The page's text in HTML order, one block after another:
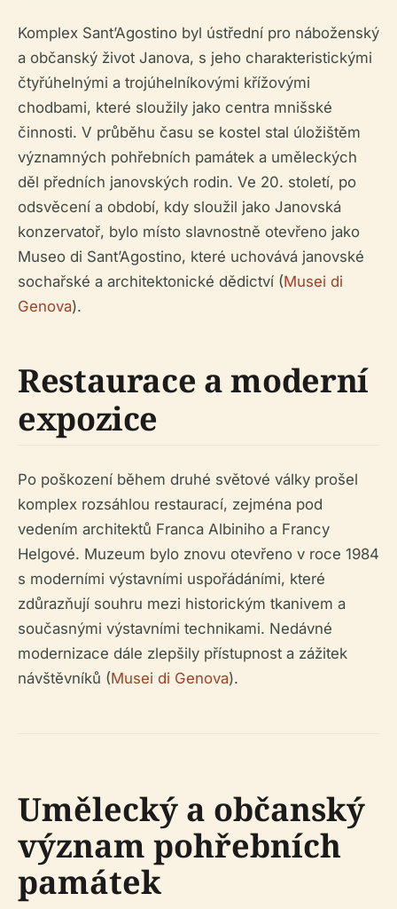
Komplex Sant’Agostino byl ústřední pro náboženský
a občanský život Janova, s jeho charakteristickými
čtyřúhelnými a trojúhelníkovými křížovými
chodbami, které sloužily jako centra mnišské
činnosti. V průběhu času se kostel stal úložištěm
významných pohřebních památek a uměleckých
děl předních janovských rodin. Ve 20. století, po
odsvěcení a období, kdy sloužil jako Janovská
konzervatoř, bylo místo slavnostně otevřeno jako
Museo di Sant’Agostino, které uchovává janovské
sochařské a architektonické dědictví (Musei di
Genova).
Restaurace a moderní
expozice
Po poškození během druhé světové války prošel
komplex rozsáhlou restaurací, zejména pod
vedením architektů Franca Albiniho a Francy
Helgové. Muzeum bylo znovu otevřeno v roce 1984
s moderními výstavními uspořádáními, které
zdůrazňují souhru mezi historickým tkanivem a
současnými výstavními technikami. Nedávné
modernizace dále zlepšily přístupnost a zážitek
návštěvníků (Musei di Genova).
Umělecký a občanský
význam pohřebních
památek